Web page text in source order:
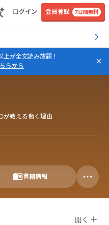
ログイン 会員登録 7日間無料
が全文読み放題！
らから
が教える働く理由
書籍情報
開く